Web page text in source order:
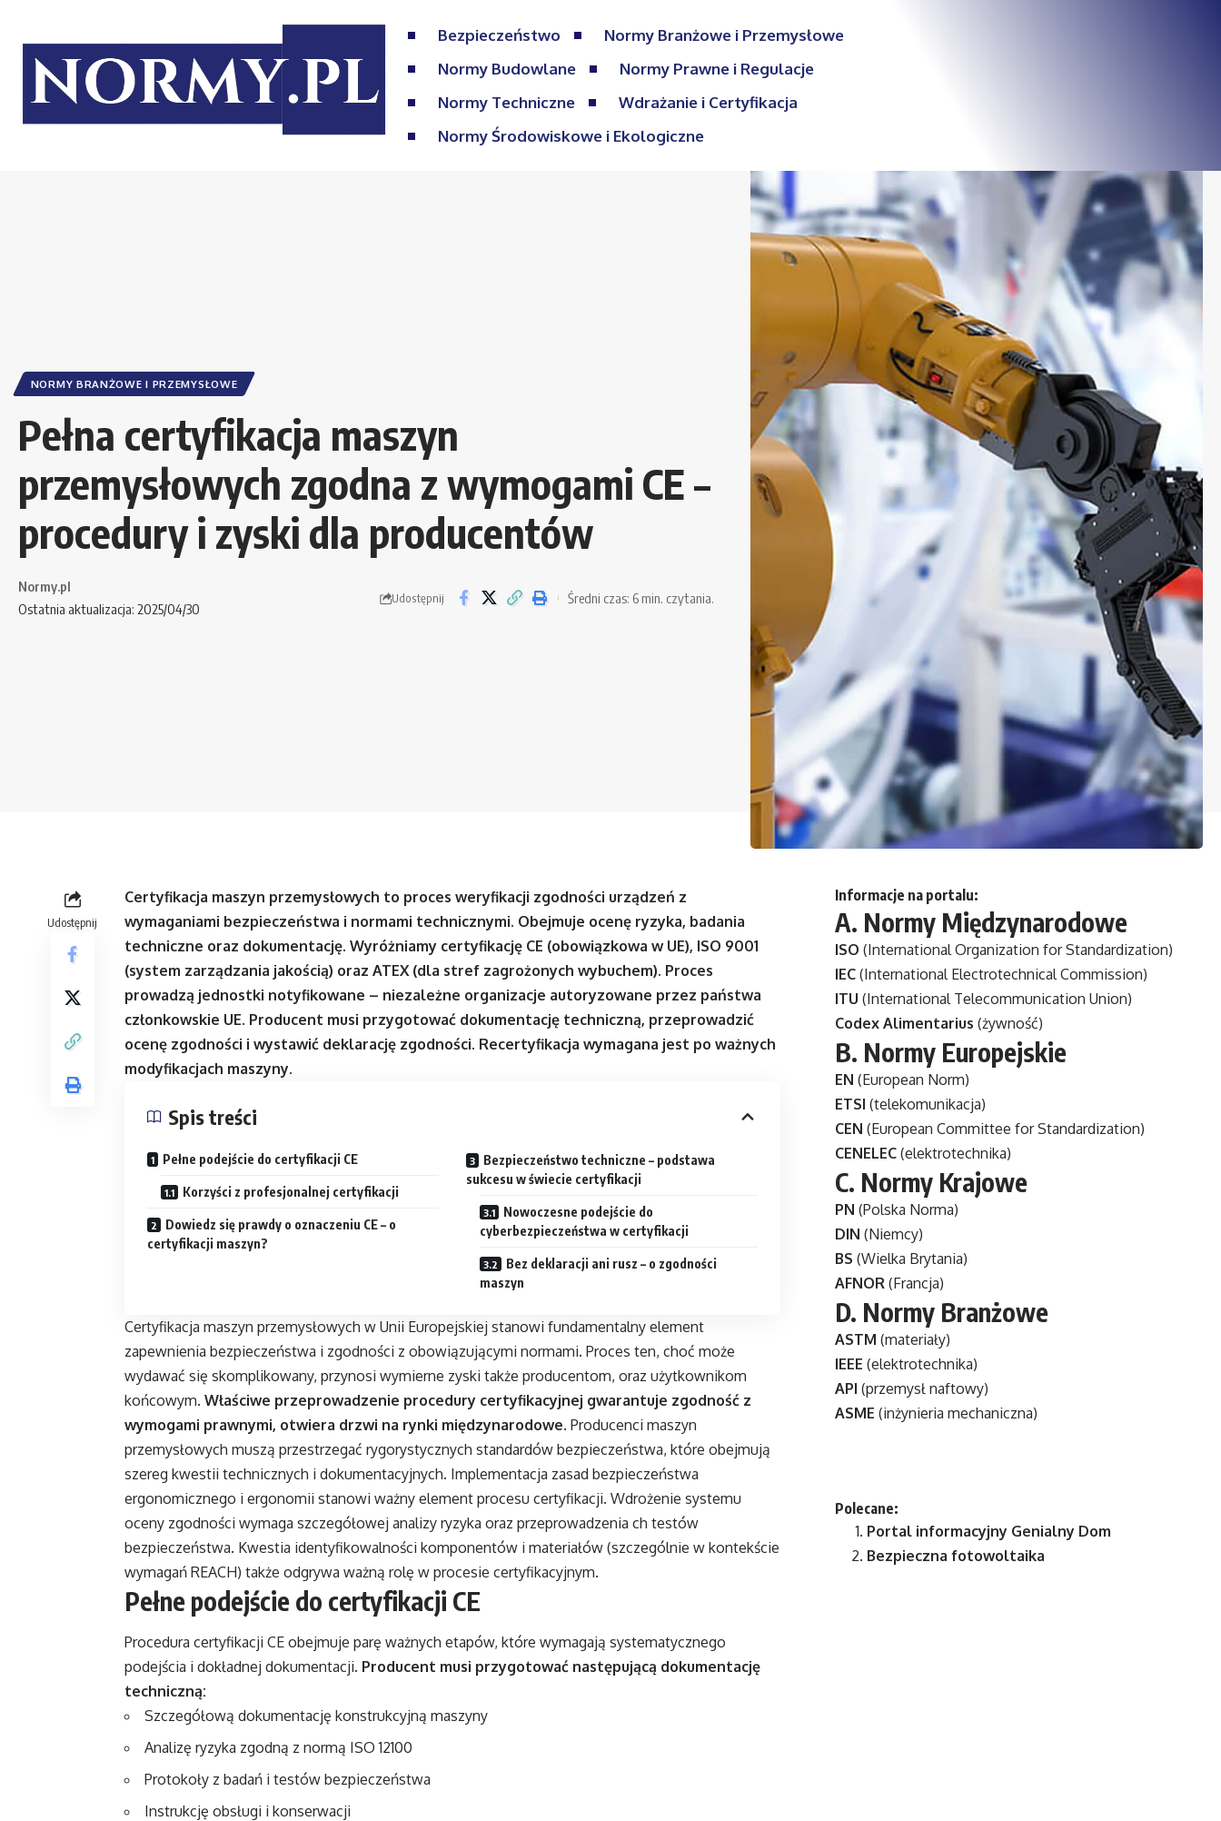
Bezpieczeństwo
Normy Branżowe i Przemysłowe
Normy Budowlane
Normy Prawne i Regulacje
Normy Techniczne
Wdrażanie i Certyfikacja
Normy Środowiskowe i Ekologiczne
NORMY BRANŻOWE I PRZEMYSŁOWE
Pełna certyfikacja maszyn
przemysłowych zgodna z wymogami CE –
procedury i zyski dla producentów
Ostatnia aktualizacja: 2025/04/30
Normy.pl
Udostępnij Średni czas: 6 min. czytania.
Udostępnij
Certyfikacja maszyn przemysłowych to proces weryfikacji zgodności urządzeń z
wymaganiami bezpieczeństwa i normami technicznymi. Obejmuje ocenę ryzyka, badania
techniczne oraz dokumentację. Wyróżniamy certyfikację CE (obowiązkowa w UE), ISO 9001
(system zarządzania jakością) oraz ATEX (dla stref zagrożonych wybuchem). Proces
prowadzą jednostki notyfikowane – niezależne organizacje autoryzowane przez państwa
członkowskie UE. Producent musi przygotować dokumentację techniczną, przeprowadzić
ocenę zgodności i wystawić deklarację zgodności. Recertyfikacja wymagana jest po ważnych
modyfikacjach maszyny.
Spis treści
Pełne podejście do certyfikacji CE
Korzyści z profesjonalnej certyfikacji
Dowiedz się prawdy o oznaczeniu CE – o
certyfikacji maszyn?
Bezpieczeństwo techniczne – podstawa
sukcesu w świecie certyfikacji
Nowoczesne podejście do
cyberbezpieczeństwa w certyfikacji
Bez deklaracji ani rusz – o zgodności
maszyn
Certyfikacja maszyn przemysłowych w Unii Europejskiej stanowi fundamentalny element
zapewnienia bezpieczeństwa i zgodności z obowiązującymi normami. Proces ten, choć może
wydawać się skomplikowany, przynosi wymierne zyski także producentom, oraz użytkownikom
końcowym. Właściwe przeprowadzenie procedury certyfikacyjnej gwarantuje zgodność z
wymogami prawnymi, otwiera drzwi na rynki międzynarodowe. Producenci maszyn
przemysłowych muszą przestrzegać rygorystycznych standardów bezpieczeństwa, które obejmują
szereg kwestii technicznych i dokumentacyjnych. Implementacja zasad bezpieczeństwa
ergonomicznego i ergonomii stanowi ważny element procesu certyfikacji. Wdrożenie systemu
oceny zgodności wymaga szczegółowej analizy ryzyka oraz przeprowadzenia ch testów
bezpieczeństwa. Kwestia identyfikowalności komponentów i materiałów (szczególnie w kontekście
wymagań REACH) także odgrywa ważną rolę w procesie certyfikacyjnym.
Pełne podejście do certyfikacji CE
Procedura certyfikacji CE obejmuje parę ważnych etapów, które wymagają systematycznego
podejścia i dokładnej dokumentacji. Producent musi przygotować następującą dokumentację
techniczną:
Szczegółową dokumentację konstrukcyjną maszyny
Analizę ryzyka zgodną z normą ISO 12100
Protokoły z badań i testów bezpieczeństwa
Instrukcję obsługi i konserwacji
Informacje na portalu:
A. Normy Międzynarodowe
ISO (International Organization for Standardization)
IEC(International Electrotechnical Commission)
ITU (International Telecommunication Union)
Codex Alimentarius (żywność)
B. Normy Europejskie
EN (European Norm)
ETSI (telekomunikacja)
CEN (European Committee for Standardization)
CENELEC(elektrotechnika)
C. Normy Krajowe
PN (Polska Norma)
DIN (Niemcy)
BS (Wielka Brytania)
AFNOR(Francja)
D. Normy Branżowe
ASTM (materiały)
IEEE (elektrotechnika)
API (przemysł naftowy)
ASME (inżynieria mechaniczna)
Polecane:
Portal informacyjny Genialny Dom
Bezpieczna fotowoltaika